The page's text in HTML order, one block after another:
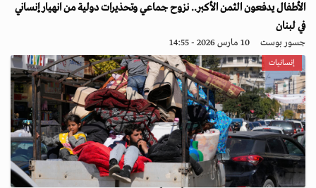
الأطفال يدفعون الثمن الأكبر.. نزوح جماعي وتحذيرات دولية من انهيار إنساني
في لبنان
جسور بوست 10 مارس 2026 - 14:55
إنسانيات